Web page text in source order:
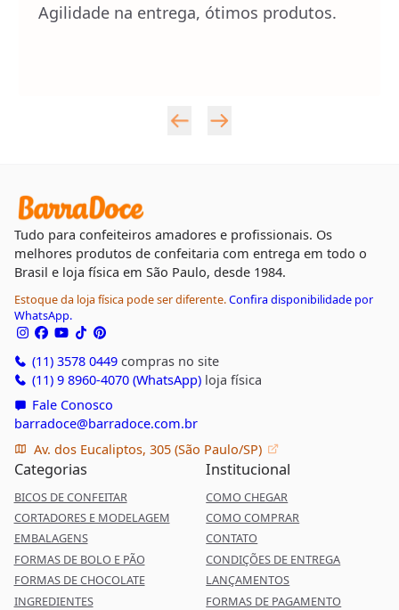
Agilidade na entrega, ótimos produtos.
Tudo para confeiteiros amadores e profissionais. Os
melhores produtos de confeitaria com entrega em todo o
Brasil e loja física em São Paulo, desde 1984.
Estoque da loja física pode ser diferente.Confira disponibilidade por
WhatsApp.
(11) 3578 0449compras no site
(11) 9 8960-4070 (WhatsApp)loja física
Fale Conosco
barradoce@barradoce.com.br
Av. dos Eucaliptos, 305 (São Paulo/SP)
Categorias
BICOS DE CONFEITAR
CORTADORES E MODELAGEM
EMBALAGENS
FORMAS DE BOLO E PÃO
FORMAS DE CHOCOLATE
INGREDIENTES
Institucional
COMO CHEGAR
COMO COMPRAR
CONTATO
CONDIÇÕES DE ENTREGA
LANÇAMENTOS
FORMAS DE PAGAMENTO